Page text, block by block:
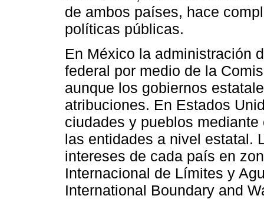
de ambos países, hace
políticas públicas.
En México la administración
federal por medio de la
aunque los gobiernos
atribuciones. En Estados
ciudades y pueblos
las entidades a nivel estatal.
intereses de cada país en
Internacional de Límites y
International Boundary and